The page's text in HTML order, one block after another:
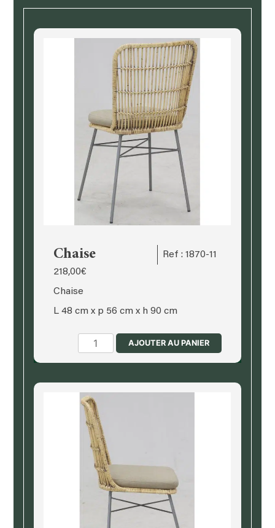
Chaise
Ref : 1870-11
218,00€
Chaise
L 48 cm x p 56 cm x h 90 cm
quantité
de
AJOUTER AU PANIER